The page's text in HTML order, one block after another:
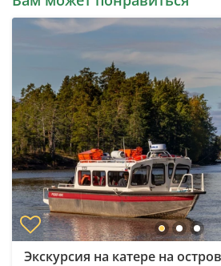
Экскурсия на катере на